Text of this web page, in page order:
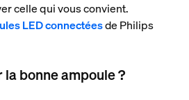
celle qui vous convient.
LED connectéesde Philips
bonne ampoule ?